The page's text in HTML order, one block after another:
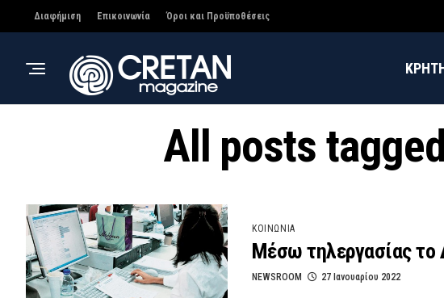
Διαφήμιση Επικοινωνία Όροι και Προϋποθέσεις
All posts
ΚΟΙΝΩΝΙΑ
Μέσω τηλεργασίας το
NEWSROOM 27 Ιανουαρίου 2022